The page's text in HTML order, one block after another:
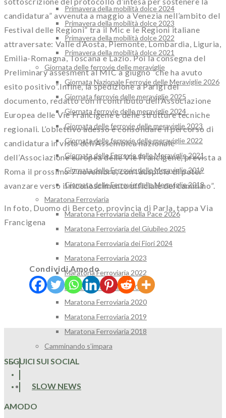
Primavera della mobilità dolce 2024
Primavera della mobilità dolce 2023
Primavera della mobilità dolce 2022
Primavera della mobilità dolce 2021
Giornata delle ferrovie delle meraviglie
Giornata Nazionale Ferrovie delle Meraviglie 2026
Giornata ferrovie delle meraviglie 2025
Giornata ferrovie delle meraviglie 2024
Giornata delle ferrovie delle meraviglie 2023
Giornata delle ferrovie delle meraviglie 2022
Giornata delle Ferrovie delle Meraviglie 2021
Giornata delle Ferrovie delle Meraviglie 2019
Giornata delle Ferrovie delle Meraviglie 2018
Maratona Ferroviaria
Maratona Ferroviaria della Pace 2026
Maratona Ferroviaria del Giubileo 2025
Maratona Ferroviaria dei Fiori 2024
Maratona Ferroviaria 2023
Maratona Ferroviaria 2022
Maratona Ferroviaria 2021
Maratona Ferroviaria 2020
Maratona Ferroviaria 2019
Maratona Ferroviaria 2018
Camminando s’impara
SLOW NEWS
candidatura” avvenuta a maggio a Venezia nell’ambito del
Festival delle Regioni” tra il Mic e le Regioni italiane
attraversate: Valle d’Aosta, Piemonte, Lombardia, Liguria,
Emilia-Romagna, Toscana e Lazio. Poi la consegna del
Preliminary assesment al MIC a giugno “che ha avuto
esito positivo”.Infine, la spedizione a Parigi del
documento, redatto con il contributo dell’Associazione
Europea delle Vie Francigene e delle strutture tecniche
regionali. L’obiettivo adesso è consolidare il percorso di
candidatura in vista dell’Assemblea nazionale
dell’Associazione europea delle Vie Francigene, prevista a
Roma il prossimo 7 novembre, con l’auspicio di poter
avanzare verso il riconoscimento ufficiale del cammino”.
In foto, Duomo di Berceto, provincia di Parla, tappa Via
Francigena
Condividi Amodo
SEGUICI SUI SOCIAL
AMODO